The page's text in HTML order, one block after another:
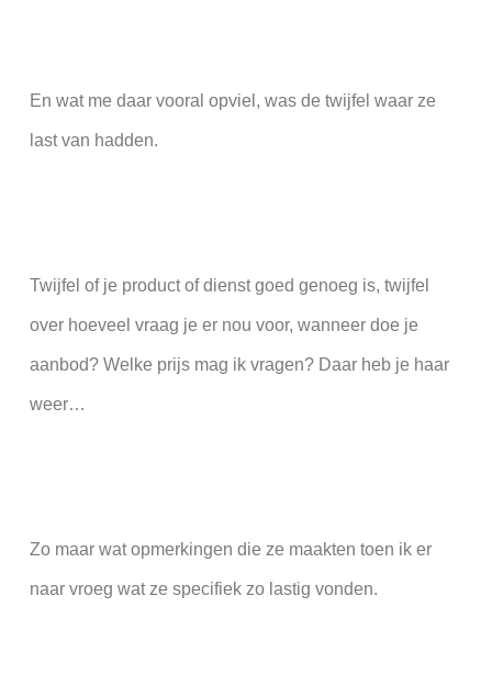
En wat me daar vooral opviel, was de twijfel waar ze
last van hadden.
Twijfel of je product of dienst goed genoeg is, twijfel
over hoeveel vraag je er nou voor, wanneer doe je
aanbod? Welke prijs mag ik vragen? Daar heb je haar
weer…
Zo maar wat opmerkingen die ze maakten toen ik er
naar vroeg wat ze specifiek zo lastig vonden.